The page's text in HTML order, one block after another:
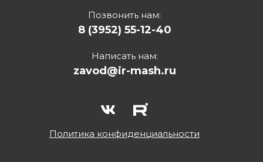
Позвонить нам:
8 (3952) 55-12-40
Написать нам:
zavod@ir-mash.ru
Политика конфиденциальности